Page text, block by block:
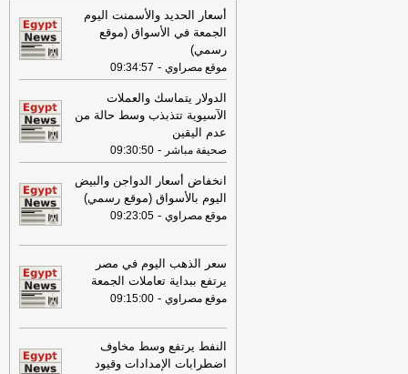
أسعار الحديد والأسمنت اليوم
الجمعة في الأسواق (موقع
رسمي)
موقع مصراوي -
09:34:57
الدولار يتماسك والعملات
الآسيوية تتذبذب وسط حالة من
عدم اليقين
صحيفة مباشر -
09:30:50
انخفاض أسعار الدواجن والبيض
اليوم بالأسواق (موقع رسمي)
موقع مصراوي -
09:23:05
سعر الذهب اليوم في مصر
يرتفع ببداية تعاملات الجمعة
موقع مصراوي -
09:15:00
النفط يرتفع وسط مخاوف
اضطرابات الإمدادات وقيود